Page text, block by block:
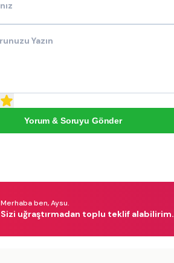
Yorum & Soruyu Gönder
Merhaba ben, Aysu.
Sizi uğraştırmadan toplu teklif alabilirim.